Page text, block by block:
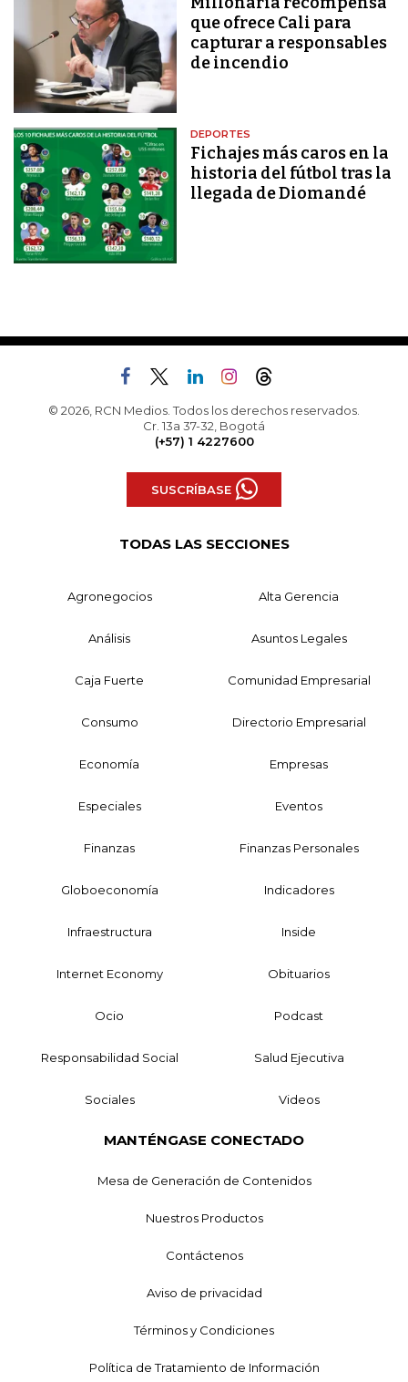
que ofrece Cali para
capturar a responsables
de incendio
DEPORTES
Fichajes más caros en la
historia del fútbol tras la
llegada de Diomandé
© 2026, RCN Medios. Todos los derechos reservados.
Cr. 13a 37-32, Bogotá
(+57) 1 4227600
SUSCRÍBASE
TODAS LAS SECCIONES
Agronegocios Alta Gerencia
Análisis Asuntos Legales
Caja Fuerte Comunidad Empresarial
Consumo Directorio Empresarial
Economía Empresas
Especiales Eventos
Finanzas Finanzas Personales
Globoeconomía Indicadores
Infraestructura Inside
Internet Economy Obituarios
Ocio Podcast
Responsabilidad Social Salud Ejecutiva
Sociales Videos
MANTÉNGASE CONECTADO
Mesa de Generación de Contenidos
Nuestros Productos
Contáctenos
Aviso de privacidad
Términos y Condiciones
Política de Tratamiento de Información